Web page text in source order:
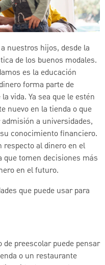
nuestros hijos, desde la
de los buenos modales.
es la educación
forma parte de
vida. Ya sea que le estén
nuevo en la tienda o que
a universidades,
conocimiento financiero.
respecto al dinero en el
que tomen decisiones más
en el futuro.
que puede usar para
de preescolar puede pensar
o un restaurante